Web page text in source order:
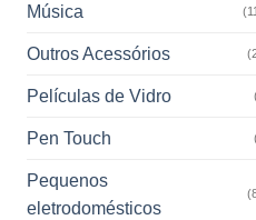
Música
Outros Acessórios
Películas de Vidro
Pen Touch
Pequenos
eletrodomésticos